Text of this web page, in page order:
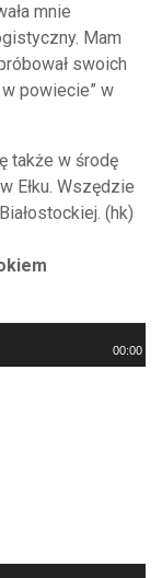
mnie
Mam
swoich
powiecie” w
także w środę
Ełku. Wszędzie
(hk)
00:00